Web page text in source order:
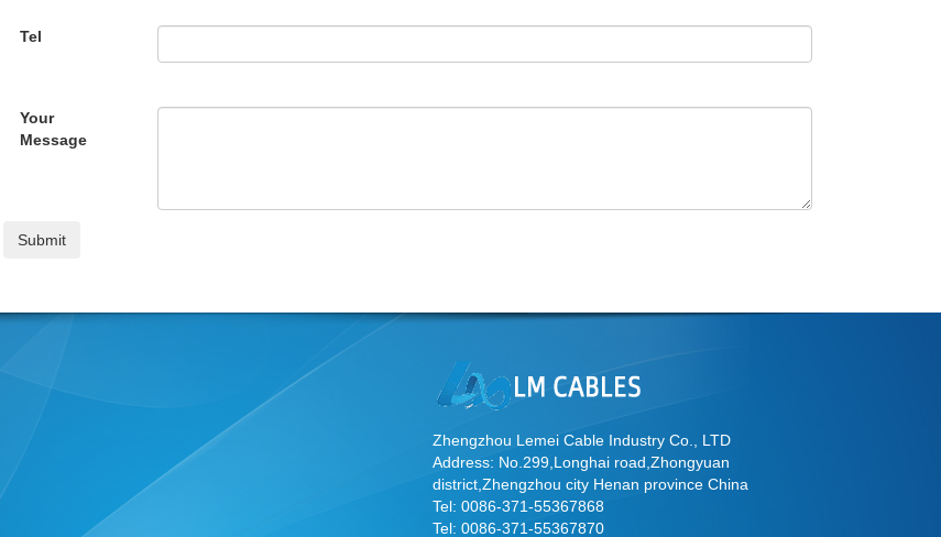
Tel
Your
Message
Zhengzhou Lemei Cable Industry Co., LTD
Address: No.299,Longhai road,Zhongyuan
district,Zhengzhou city Henan province China
Tel: 0086-371-55367868
Tel: 0086-371-55367870